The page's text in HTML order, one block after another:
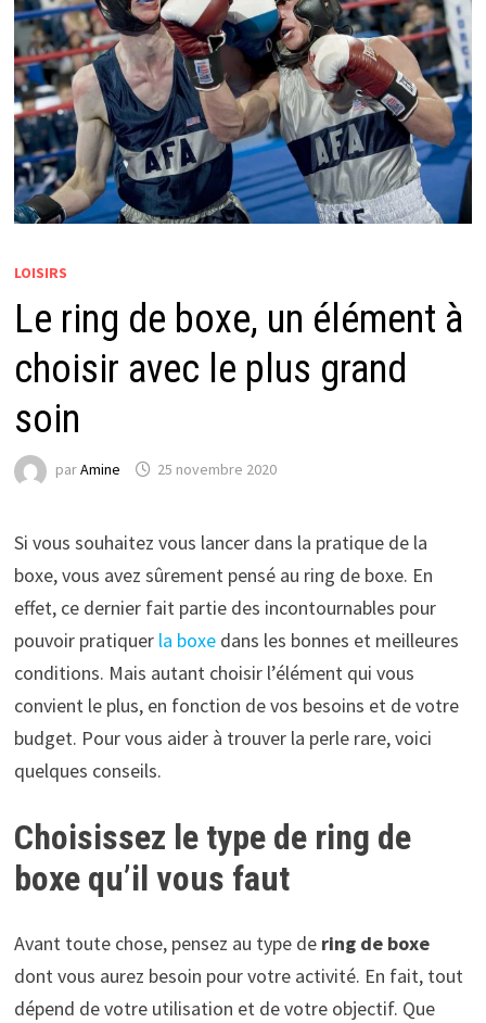
LOISIRS
Le ring de boxe, un élément à
choisir avec le plus grand
soin
parAmine 25 novembre 2020
Si vous souhaitez vous lancer dans la pratique de la
boxe, vous avez sûrement pensé au ring de boxe. En
effet, ce dernier fait partie des incontournables pour
pouvoir pratiquer la boxedans les bonnes et meilleures
conditions. Mais autant choisir l’élément qui vous
convient le plus, en fonction de vos besoins et de votre
budget. Pour vous aider à trouver la perle rare, voici
quelques conseils.
Choisissez le type de ring de
boxe qu’il vous faut
Avant toute chose, pensez au type de ring de boxe
dont vous aurez besoin pour votre activité. En fait, tout
dépend de votre utilisation et de votre objectif. Que